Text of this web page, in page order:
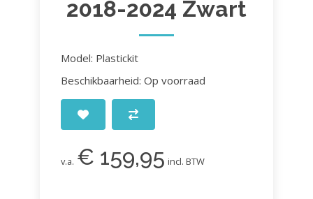
2018-2024 Zwart
Model: Plastickit
Beschikbaarheid: Op voorraad
v.a. € 159,95 incl. BTW